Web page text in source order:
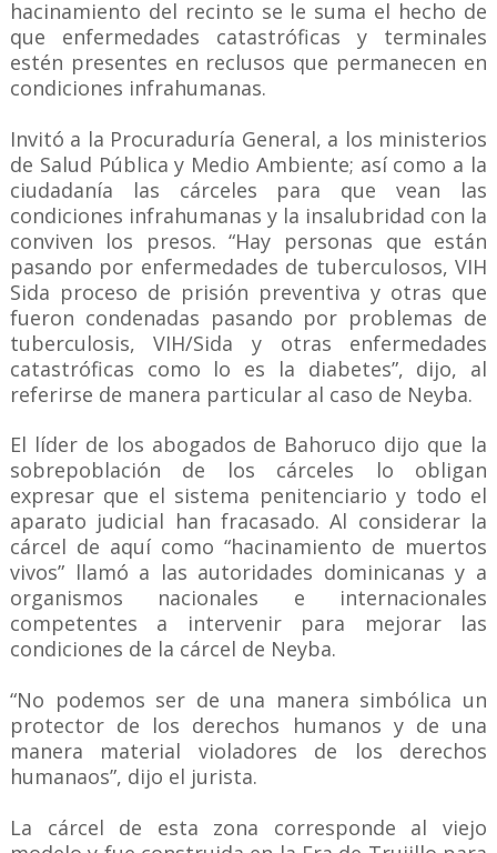
hacinamiento del recinto se le suma el hecho de
que enfermedades catastróficas y terminales
estén presentes en reclusos que permanecen en
condiciones infrahumanas.
Invitó a la Procuraduría General, a los ministerios
de Salud Pública y Medio Ambiente; así como a la
ciudadanía las cárceles para que vean las
condiciones infrahumanas y la insalubridad con la
conviven los presos. “Hay personas que están
pasando por enfermedades de tuberculosos, VIH
Sida proceso de prisión preventiva y otras que
fueron condenadas pasando por problemas de
tuberculosis, VIH/Sida y otras enfermedades
catastróficas como lo es la diabetes”, dijo, al
referirse de manera particular al caso de Neyba.
El líder de los abogados de Bahoruco dijo que la
sobrepoblación de los cárceles lo obligan
expresar que el sistema penitenciario y todo el
aparato judicial han fracasado. Al considerar la
cárcel de aquí como “hacinamiento de muertos
vivos” llamó a las autoridades dominicanas y a
organismos nacionales e internacionales
competentes a intervenir para mejorar las
condiciones de la cárcel de Neyba.
“No podemos ser de una manera simbólica un
protector de los derechos humanos y de una
manera material violadores de los derechos
humanaos”, dijo el jurista.
La cárcel de esta zona corresponde al viejo